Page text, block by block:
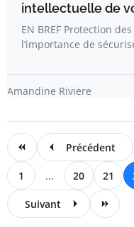
intellectuelle de
EN BREF Protection
l’importance de
Amandine Riviere
Précédent
1 ... 20 21
Suivant